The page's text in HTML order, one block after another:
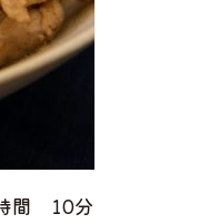
間 10分